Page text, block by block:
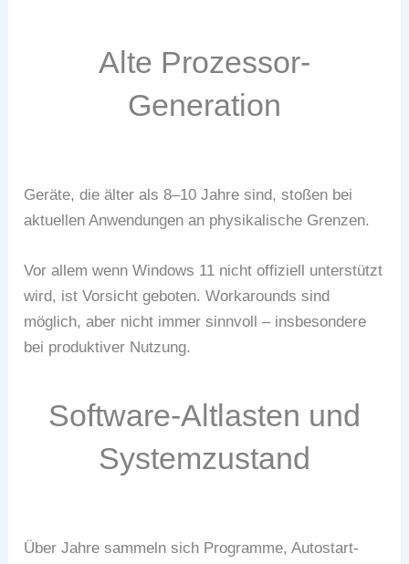
Alte Prozessor-
Generation
Geräte, die älter als 8–10 Jahre sind, stoßen bei
aktuellen Anwendungen an physikalische Grenzen.
Vor allem wenn Windows 11 nicht offiziell unterstützt
wird, ist Vorsicht geboten. Workarounds sind
möglich, aber nicht immer sinnvoll – insbesondere
bei produktiver Nutzung.
Software-Altlasten und
Systemzustand
Über Jahre sammeln sich Programme, Autostart-